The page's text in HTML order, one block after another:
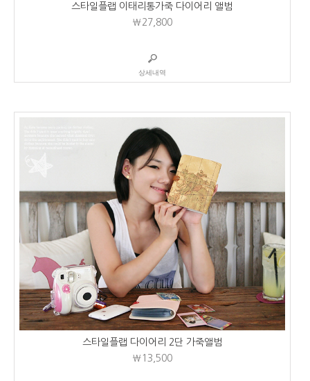
스타일플랩 이태리통가죽 다이어리 앨범
₩27,800
상세내역
스타일플랩 다이어리 2단 가죽앨범
₩13,500